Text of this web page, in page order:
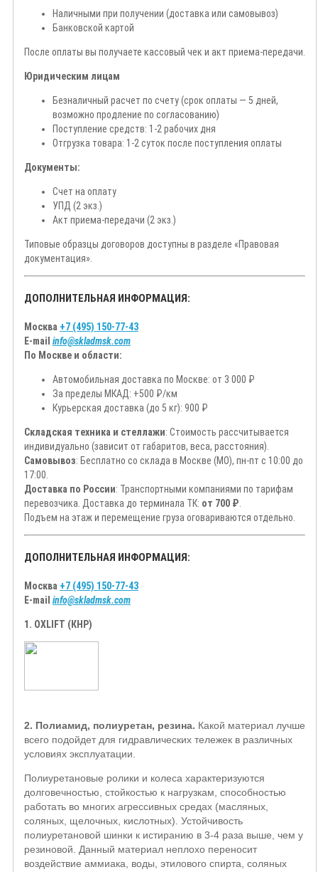
Наличными при получении (доставка или самовывоз)
Банковской картой
После оплаты вы получаете кассовый чек и акт приема-передачи.
Юридическим лицам
Безналичный расчет по счету (срок оплаты — 5 дней,
возможно продление по согласованию)
Поступление средств: 1-2 рабочих дня
Отгрузка товара: 1-2 суток после поступления оплаты
Документы:
Счет на оплату
УПД (2 экз.)
Акт приема-передачи (2 экз.)
Типовые образцы договоров доступны в разделе «Правовая
документация».
ДОПОЛНИТЕЛЬНАЯ ИНФОРМАЦИЯ:
Москва +7 (495) 150-77-43
E-mail info@skladmsk.com
По Москве и области:
Автомобильная доставка по Москве: от 3 000 ₽
За пределы МКАД: +500 ₽/км
Курьерская доставка (до 5 кг): 900 ₽
Складская техника и стеллажи: Стоимость рассчитывается
индивидуально (зависит от габаритов, веса, расстояния).
Самовывоз: Бесплатно со склада в Москве (МО), пн-пт с 10:00 до
17:00.
Доставка по России: Транспортными компаниями по тарифам
перевозчика. Доставка до терминала ТК: от 700 ₽
Подъем на этаж и перемещение груза оговариваются отдельно.
ДОПОЛНИТЕЛЬНАЯ ИНФОРМАЦИЯ:
Москва +7 (495) 150-77-43
E-mail info@skladmsk.com
1. OXLIFT (КНР)
2. Полиамид, полиуретан, резина. Какой материал лучше
всего подойдет для гидравлических тележек в различных
условиях эксплуатации.
Полиуретановые ролики и колеса характеризуются
долговечностью, стойкостью к нагрузкам, способностью
работать во многих агрессивных средах (масляных,
соляных, щелочных, кислотных). Устойчивость
полиуретановой шинки к истиранию в 3-4 раза выше, чем у
резиновой. Данный материал неплохо переносит
воздействие аммиака, воды, этилового спирта, соляных